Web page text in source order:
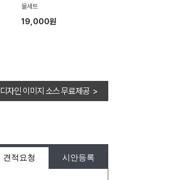
물세트
19,000원
디자인 이미지 소스 무료제공 >
견적요청 시안등록